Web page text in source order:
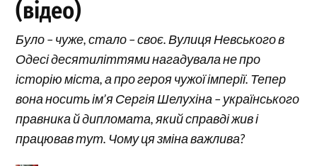
(відео)
Було – чуже, стало – своє. Вулиця Невського в
Одесі десятиліттями нагадувала не про
історію міста, а про героя чужої імперії. Тепер
вона носить ім’я Сергія Шелухіна – українського
правника й дипломата, який справді жив і
працював тут. Чому ця зміна важлива?